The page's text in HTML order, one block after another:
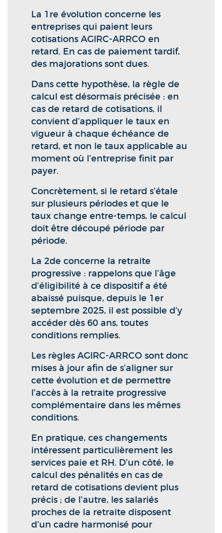
La 1re évolution concerne les
entreprises qui paient leurs
cotisations AGIRC-ARRCO en
retard. En cas de paiement tardif,
des majorations sont dues.
Dans cette hypothèse, la règle de
calcul est désormais précisée : en
cas de retard de cotisations, il
convient d’appliquer le taux en
vigueur à chaque échéance de
retard, et non le taux applicable au
moment où l’entreprise finit par
payer.
Concrètement, si le retard s’étale
sur plusieurs périodes et que le
taux change entre-temps, le calcul
doit être découpé période par
période.
La 2de concerne la retraite
progressive : rappelons que l’âge
d’éligibilité à ce dispositif a été
abaissé puisque, depuis le 1er
septembre 2025, il est possible d’y
accéder dès 60 ans, toutes
conditions remplies.
Les règles AGIRC-ARRCO sont donc
mises à jour afin de s’aligner sur
cette évolution et de permettre
l’accès à la retraite progressive
complémentaire dans les mêmes
conditions.
En pratique, ces changements
intéressent particulièrement les
services paie et RH. D’un côté, le
calcul des pénalités en cas de
retard de cotisations devient plus
précis ; de l’autre, les salariés
proches de la retraite disposent
d’un cadre harmonisé pour